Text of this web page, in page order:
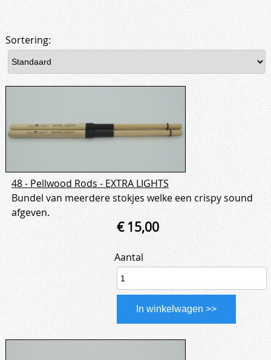
Sortering:
48 - Pellwood Rods - EXTRA LIGHTS
Bundel van meerdere stokjes welke een crispy sound
afgeven.
€ 15,00
Aantal